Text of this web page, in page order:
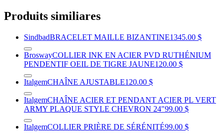
Produits similiares
SindbadBRACELET MAILLE BIZANTINE1345.00 $
BroswayCOLLIER INK EN ACIER PVD RUTHÉNIUM
PENDENTIF OEIL DE TIGRE JAUNE120.00 $
ItalgemCHAÎNE AJUSTABLE120.00 $
ItalgemCHAÎNE ACIER ET PENDANT ACIER PL VERT
ARMY PLAQUE STYLE CHEVRON 24"99.00 $
ItalgemCOLLIER PRIÈRE DE SÉRÉNITÉ99.00 $